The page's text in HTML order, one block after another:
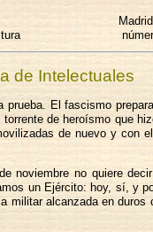
de Intelectuales
El fascismo
de heroísmo que
de nuevo y con
noviembre no quiere
un Ejército: hoy, sí, y
militar alcanzada en duros